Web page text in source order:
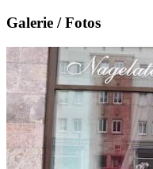
Galerie / Fotos